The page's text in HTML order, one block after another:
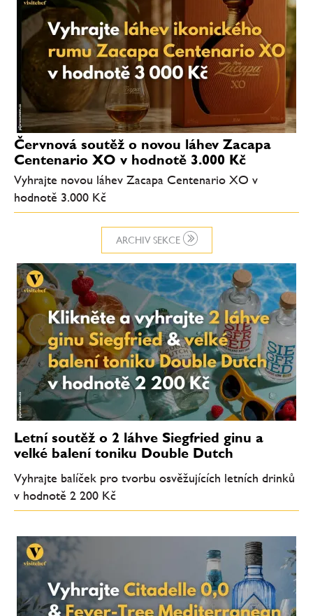
ARCHIV SEKCE
Červnová soutěž o novou láhev Zacapa
Centenario XO v hodnotě 3.000 Kč
Vyhrajte novou láhev Zacapa Centenario XO v
hodnotě 3.000 Kč
Letní soutěž o 2 láhve Siegfried ginu a
velké balení toniku Double Dutch
Vyhrajte balíček pro tvorbu osvěžujících letních drinků
v hodnotě 2 200 Kč